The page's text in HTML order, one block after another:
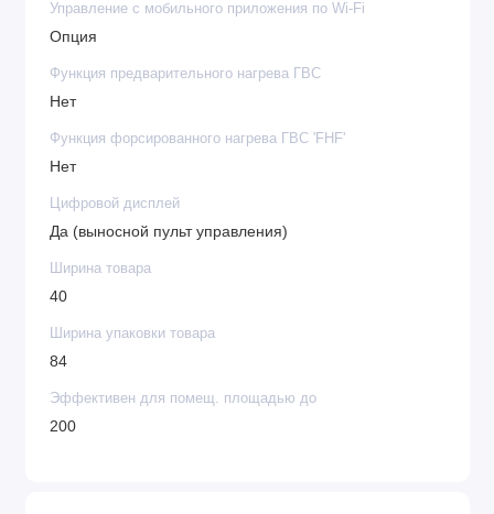
Управление c мобильного приложения по Wi-Fi
Опция
Функция предварительного нагрева ГВС
Нет
Функция форсированного нагрева ГВС 'FHF'
Нет
Цифровой дисплей
Да (выносной пульт управления)
Ширина товара
40
Ширина упаковки товара
84
Эффективен для помещ. площадью до
200